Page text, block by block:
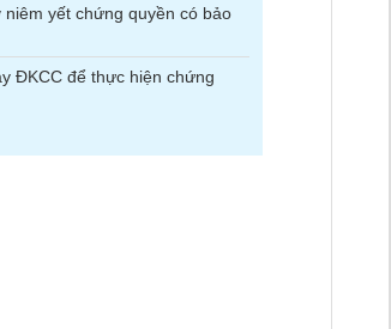
niêm yết chứng quyền có bảo
ĐKCC để thực hiện chứng